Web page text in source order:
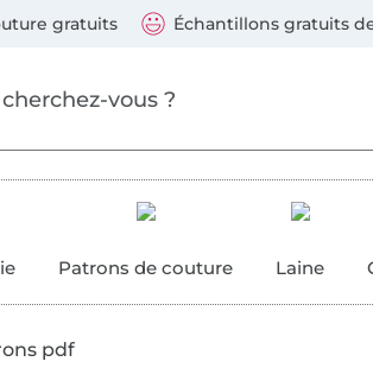
gratuits Échantillons gratuits
Patrons de couture Laine
pdf
suivants : Visa, Mastercard, Carte